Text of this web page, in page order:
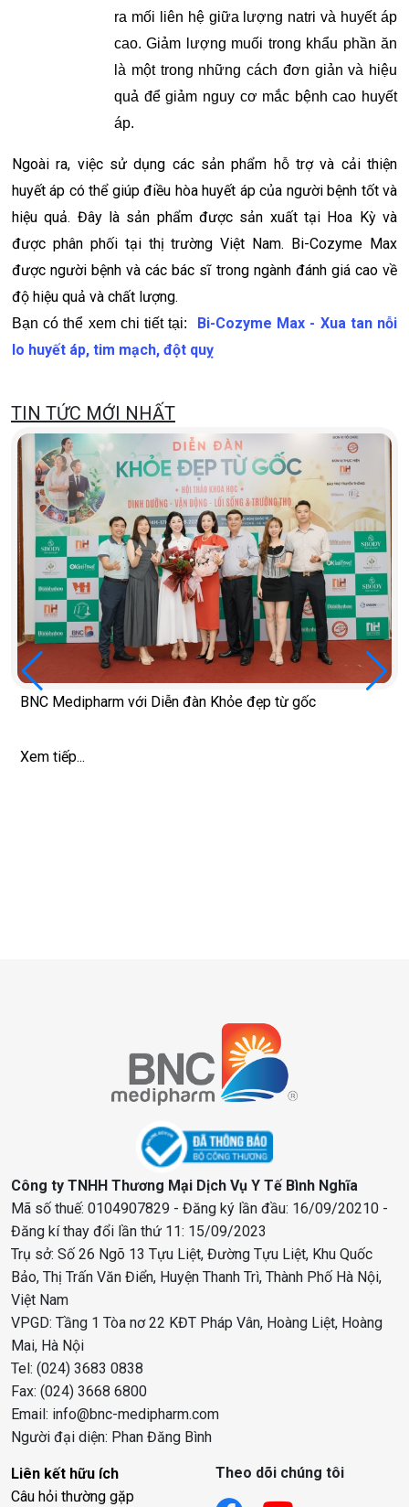
ra mối liên hệ giữa lượng natri và huyết áp
cao. Giảm lượng muối trong khẩu phần ăn
là một trong những cách đơn giản và hiệu
quả để giảm nguy cơ mắc bệnh cao huyết
áp.
Ngoài ra, việc sử dụng các sản phẩm hỗ trợ và cải thiện
huyết áp có thể giúp điều hòa huyết áp của người bệnh tốt và
hiệu quả. Đây là sản phẩm được sản xuất tại Hoa Kỳ và
được phân phối tại thị trường Việt Nam. Bi-Cozyme Max
được người bệnh và các bác sĩ trong ngành đánh giá cao về
độ hiệu quả và chất lượng.
Bạn có thể xem chi tiết tại:
Bi-Cozyme Max - Xua tan nỗi
lo huyết áp, tim mạch, đột quỵ
TIN TỨC MỚI NHẤT
BNC Medipharm với Diễn đàn Khỏe đẹp từ gốc
Xem tiếp...
Công ty TNHH Thương Mại Dịch Vụ Y Tế Bình Nghĩa
Mã số thuế: 0104907829 - Đăng ký lần đầu: 16/09/20210 -
Đăng kí thay đổi lần thứ 11: 15/09/2023
Trụ sở: Số 26 Ngõ 13 Tựu Liệt, Đường Tựu Liệt, Khu Quốc
Bảo, Thị Trấn Văn Điển, Huyện Thanh Trì, Thành Phố Hà Nội,
Việt Nam
VPGD: Tầng 1 Tòa nơ 22 KĐT Pháp Vân, Hoàng Liệt, Hoàng
Mai, Hà Nội
Tel: (024) 3683 0838
Fax: (024) 3668 6800
Email: info@bnc-medipharm.com
Người đại diện: Phan Đăng Bình
Liên kết hữu ích
Câu hỏi thường gặp
Theo dõi chúng tôi